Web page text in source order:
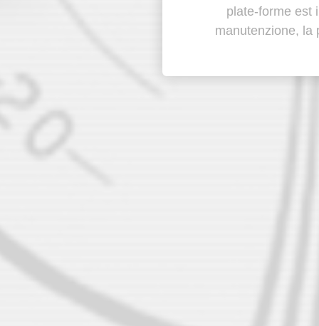
plate-forme est
manutenzione, la